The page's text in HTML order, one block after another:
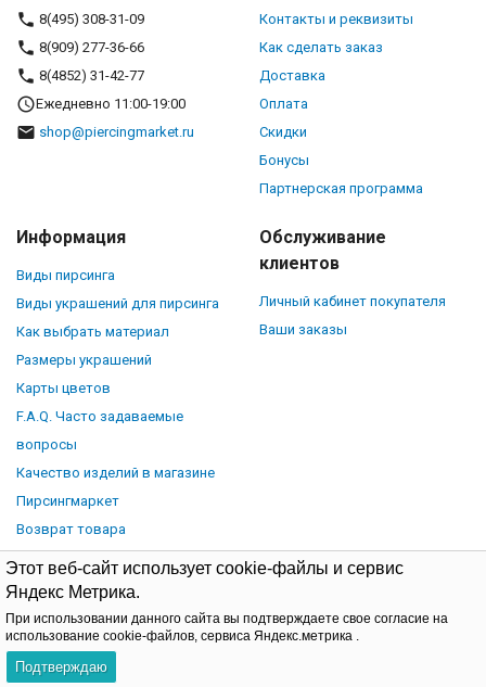
Этот веб-сайт использует cookie-файлы и сервис
Яндекс Метрика.
При использовании данного сайта вы подтверждаете свое согласие на
использование cookie-файлов, сервиса Яндекс.метрика .
Подтверждаю
8(495) 308-31-09
8(909) 277-36-66
8(4852) 31-42-77
Ежедневно 11:00-19:00
shop@piercingmarket.ru
Контакты и реквизиты
Как сделать заказ
Доставка
Оплата
Скидки
Бонусы
Партнерская программа
Информация
Виды пирсинга
Виды украшений для пирсинга
Как выбрать материал
Размеры украшений
Карты цветов
F.A.Q. Часто задаваемые
вопросы
Качество изделий в магазине
Пирсингмаркет
Возврат товара
Обслуживание
клиентов
Личный кабинет покупателя
Ваши заказы
© Piercingmarket.ru, 2026.Политика обработки персональных
данных